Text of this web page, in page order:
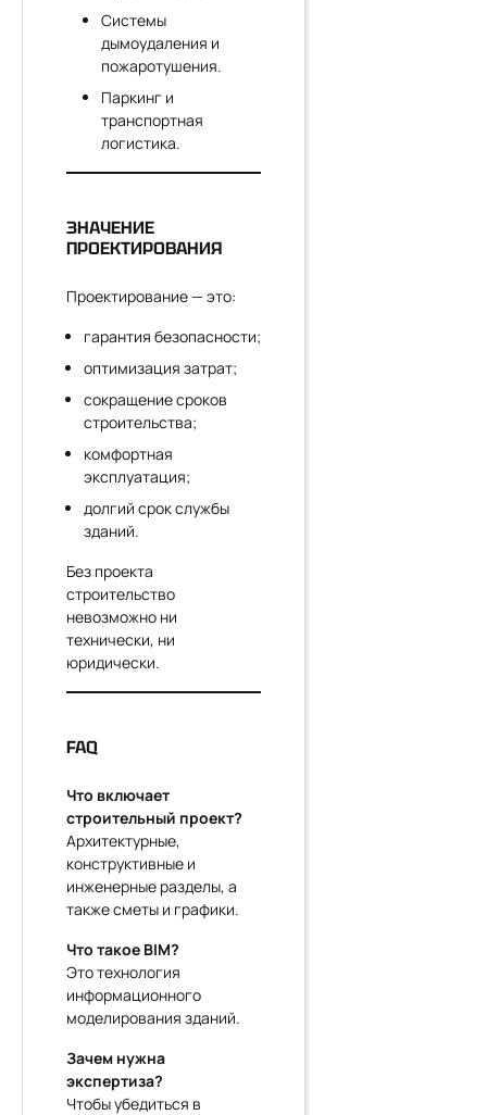
Системы
дымоудаления и
пожаротушения.
Паркинг и
транспортная
логистика.
ЗНАЧЕНИЕ
ПРОЕКТИРОВАНИЯ
Проектирование — это:
гарантия безопасности;
оптимизация затрат;
сокращение сроков
строительства;
комфортная
эксплуатация;
долгий срок службы
зданий.
Без проекта
строительство
невозможно ни
технически, ни
юридически.
FAQ
Что включает
строительный проект?
Архитектурные,
конструктивные и
инженерные разделы, а
также сметы и графики.
Что такое BIM?
Это технология
информационного
моделирования зданий.
Зачем нужна
экспертиза?
Чтобы убедиться в